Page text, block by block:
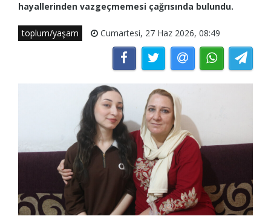
hayallerinden vazgeçmemesi çağrısında bulundu.
toplum/yaşam Cumartesi, 27 Haz 2026, 08:49